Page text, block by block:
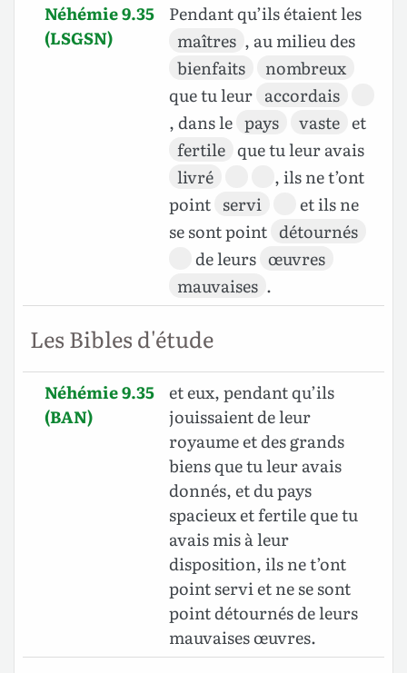
Néhémie 9.35
(LSGSN)
Pendant qu’ils étaient les
maîtres , au milieu des
bienfaits
nombreux
que tu leur accordais
, dans le pays vaste et
fertile que tu leur avais
livré
, ils ne t’ont
point servi
et ils ne
se sont point détournés
de leurs œuvres
mauvaises .
Les Bibles d'étude
Néhémie 9.35
(BAN)
et eux, pendant qu’ils
jouissaient de leur
royaume et des grands
biens que tu leur avais
donnés, et du pays
spacieux et fertile que tu
avais mis à leur
disposition, ils ne t’ont
point servi et ne se sont
point détournés de leurs
mauvaises œuvres.